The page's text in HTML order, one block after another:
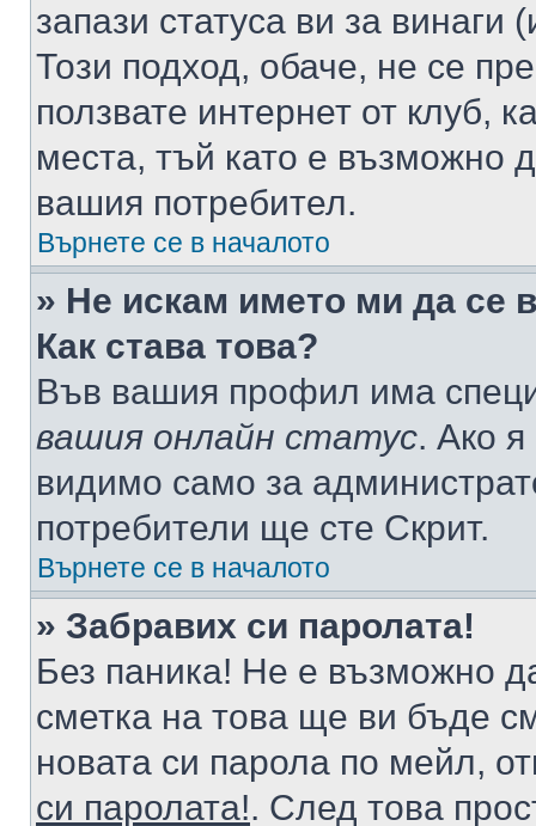
запази статуса ви за винаги
Този подход, обаче, не се
ползвате интернет от клуб,
места, тъй като е възможно
вашия потребител.
Върнете се в началото
» Не искам името ми да се
Как става това?
Във вашия профил има
вашия онлайн статус. Ако
видимо само за
потребители ще сте Скрит.
Върнете се в началото
» Забравих си паролата!
Без паника! Не е възможно
сметка на това ще ви бъде
новата си парола по мейл,
си паролата!. След това